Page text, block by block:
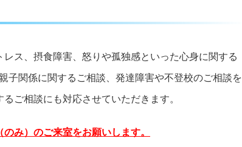
ス、摂食障害、怒りや孤独感といった心身に関する
子関係に関するご相談、発達障害や不登校のご相談を
ご相談にも対応させていただきます。
み） のご来室をお願いします。